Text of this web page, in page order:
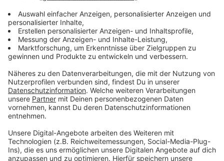
Dienstag, 19. November 2024, 13:30–14:30 Uhr
Anzeige
Michelle Riether von Socielle Digital zeigt, wie Social
Media effektiv genutzt werden kann, um Reichweite
und Kunden zu gewinnen.
Anzeige